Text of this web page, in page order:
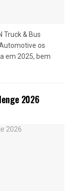
Truck & Bus
os
em 2025, bem
2026